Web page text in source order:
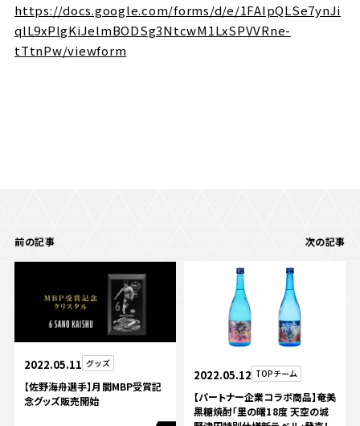
https://docs.google.com/forms/d/e/1FAIpQLSe7ynJi
qlL9xPlgKiJelmBODSg3NtcwM1LxSPVVRne-
tTtnPw/viewform
前の記事
2022.05.11 グッズ
【佐野海舟選手】月間MBP受賞記
念グッズ販売開始
次の記事
2022.05.12 TOPチーム
【パートナー企業コラボ商品】奄美
黒糖焼酎「里の曙18度 天空の城